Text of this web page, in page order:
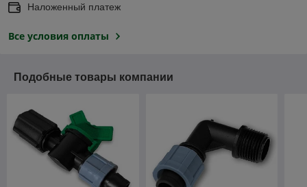
Наложенный платеж
Все условия оплаты
Подобные товары компании